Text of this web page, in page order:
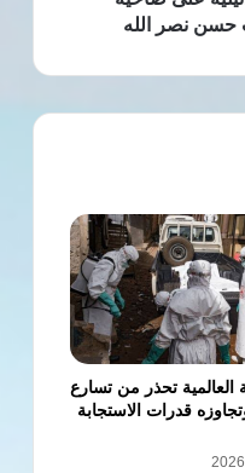
حسن نصر الله
تحذر من تسارع
قدرات الاستجابة